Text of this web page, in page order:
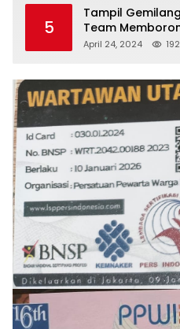
5
Tampil
Team
April 24, 2024